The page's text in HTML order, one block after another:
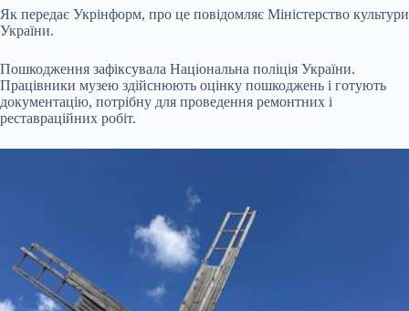
Як передає Укрінформ, про це повідомляє Міністерство культури
України.
Пошкодження зафіксувала Національна поліція України.
Працівники музею здійснюють оцінку пошкоджень і готують
документацію, потрібну для проведення ремонтних і
реставраційних робіт.